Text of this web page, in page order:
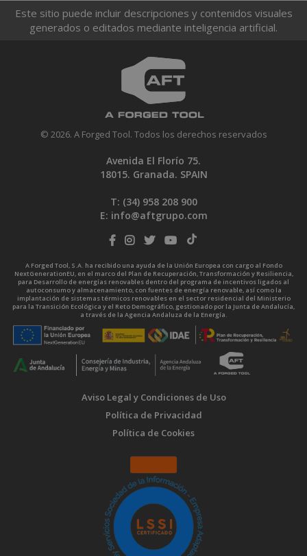
Este sitio puede incluir descripciones y contenidos visuales
generados o editados mediante inteligencia artificial.
© 2026. A Forged Tool. Todos los derechos reservados
Avenida El Florío 75.
18015. Granada. SPAIN
T: (34) 958 208 900
E: info@aftgrupo.com
A Forged Tool, S.A. ha recibido una ayuda de la Unión Europea con cargo al Fondo
NextGenerationEU, en el marco del Plan de Recuperación, Transformación y Resiliencia,
para Desarrollo de energías renovables dentro del programa de incentivos ligados al
autoconsumo y almacenamiento, con fuentes de energía renovable, así como la
implantación de sistemas térmicos renovables en el sector residencial del Ministerio
para la Transición Ecológica y el Reto Demográfico, gestionado por la Junta de Andalucía,
a través de la Agencia Andaluza de la Energía.
Aviso Legal y Condiciones de Uso
Política de Privacidad
Política de Cookies